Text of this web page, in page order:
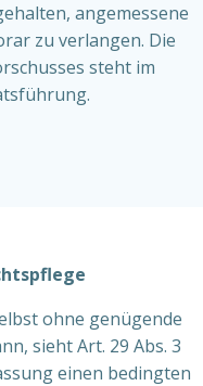
angemessene
zu verlangen. Die
steht im
ohne genügende
sieht Art. 29 Abs. 3
einen bedingten